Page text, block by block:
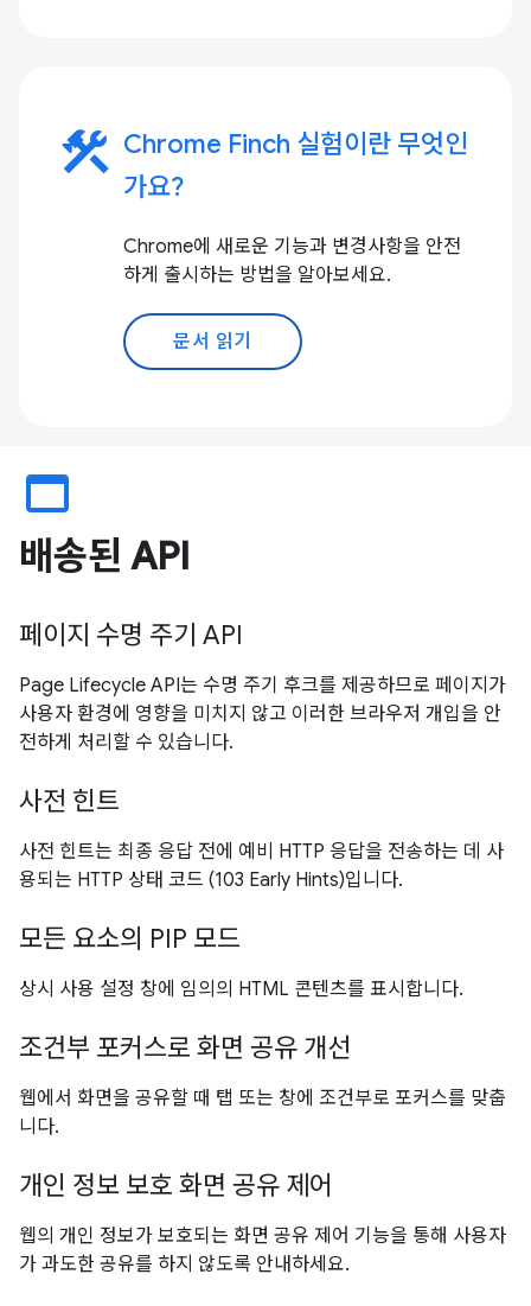
construction Chrome Finch 실험이란 무엇인
가요?
Chrome에 새로운 기능과 변경사항을 안전
하게 출시하는 방법을 알아보세요.
문서 읽기
web_asset
배송된 API
페이지 수명 주기 API
Page Lifecycle API는 수명 주기 후크를 제공하므로 페이지가
사용자 환경에 영향을 미치지 않고 이러한 브라우저 개입을 안
전하게 처리할 수 있습니다.
사전 힌트
사전 힌트는 최종 응답 전에 예비 HTTP 응답을 전송하는 데 사
용되는 HTTP 상태 코드 (103 Early Hints)입니다.
모든 요소의 PIP 모드
상시 사용 설정 창에 임의의 HTML 콘텐츠를 표시합니다.
조건부 포커스로 화면 공유 개선
웹에서 화면을 공유할 때 탭 또는 창에 조건부로 포커스를 맞춥
니다.
개인 정보 보호 화면 공유 제어
웹의 개인 정보가 보호되는 화면 공유 제어 기능을 통해 사용자
가 과도한 공유를 하지 않도록 안내하세요.